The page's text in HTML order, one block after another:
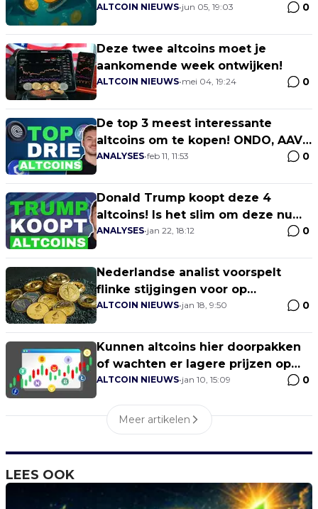
ALTCOIN NIEUWS•jun 05, 19:03 0
Deze twee altcoins moet je
aankomende week ontwijken!
ALTCOIN NIEUWS•mei 04, 19:24 0
De top 3 meest interessante
altcoins om te kopen! ONDO, AAVE
EN LINK!
ANALYSES•feb 11, 11:53 0
Donald Trump koopt deze 4
altcoins! Is het slim om deze nu
ook te kopen? koersstijging
ANALYSES•jan 22, 18:12 0
Nederlandse analist voorspelt
flinke stijgingen voor op
Ethereum-gebaseerde altcoins
ALTCOIN NIEUWS•jan 18, 9:50 0
Kunnen altcoins hier doorpakken
of wachten er lagere prijzen op
ons?
ALTCOIN NIEUWS•jan 10, 15:09 0
Meer artikelen
LEES OOK